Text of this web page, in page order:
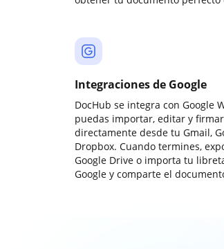
Integraciones de Google
DocHub se integra con Google
puedas importar, editar y
directamente desde tu Gmail,
Dropbox. Cuando termines,
Google Drive o importa tu
Google y comparte el